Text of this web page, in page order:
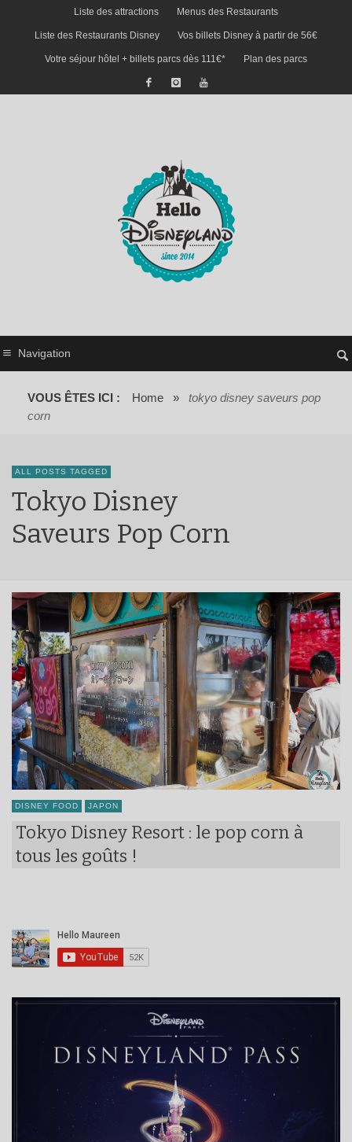
Liste des attractions Menus des Restaurants
Liste des Restaurants Disney Vos billets Disney à partir de 56€
Votre séjour hôtel + billets parcs dès 111€* Plan des parcs
Navigation
VOUS ÊTES ICI : Home »
tokyo disney saveurs pop
corn
ALL POSTS TAGGED
Tokyo Disney
Saveurs Pop Corn
DISNEY FOOD JAPON
Tokyo Disney Resort : le pop corn à
tous les goûts !